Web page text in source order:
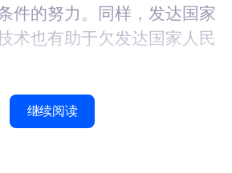
件的努力。同样，发达国家
术也有助于欠发达国家人民
继续阅读